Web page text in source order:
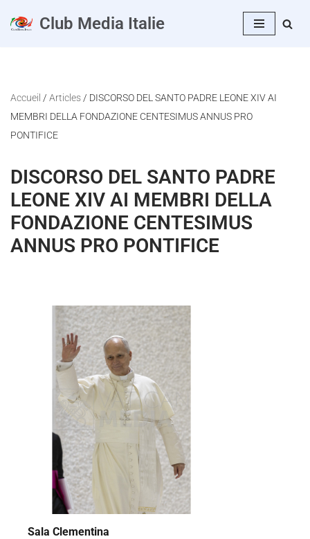
Club Media Italie
Accueil / Articles / DISCORSO DEL SANTO PADRE LEONE XIV AI
MEMBRI DELLA FONDAZIONE CENTESIMUS ANNUS PRO
PONTIFICE
DISCORSO DEL SANTO PADRE
LEONE XIV AI MEMBRI DELLA
FONDAZIONE CENTESIMUS
ANNUS PRO PONTIFICE
Sala Clementina